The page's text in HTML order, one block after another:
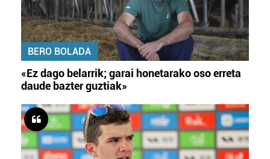
BERO BOLADA
«Ez dago belarrik; garai honetarako oso erreta
daude bazter guztiak»